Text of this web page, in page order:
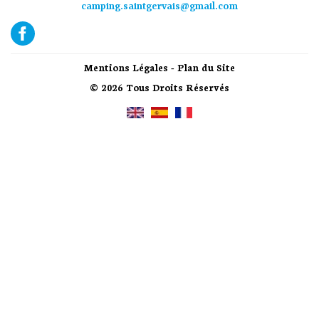
camping.saintgervais@gmail.com
Mentions Légales - Plan du Site
© 2026 Tous Droits Réservés